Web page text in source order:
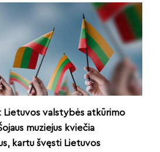
Lietuvos valstybės atkūrimo
muziejus kviečia
kartu švęsti Lietuvos